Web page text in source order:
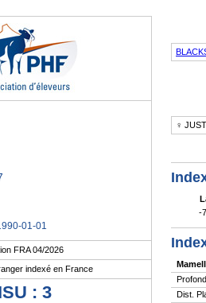
01-01
FRA 04/2026
indexé en France
: 3
♀
-
Dist.